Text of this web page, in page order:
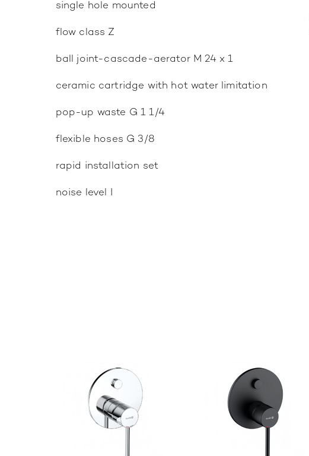
single hole mounted
flow class Z
ball joint-cascade-aerator M 24 x 1
ceramic cartridge with hot water limitation
pop-up waste G 1 1/4
flexible hoses G 3/8
rapid installation set
noise level I